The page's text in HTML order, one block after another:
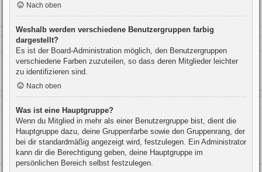
Nach oben
Weshalb werden verschiedene Benutzergruppen farbig
dargestellt?
Es ist der Board-Administration möglich, den Benutzergruppen
verschiedene Farben zuzuteilen, so dass deren Mitglieder leichter
zu identifizieren sind.
Nach oben
Was ist eine Hauptgruppe?
Wenn du Mitglied in mehr als einer Benutzergruppe bist, dient die
Hauptgruppe dazu, deine Gruppenfarbe sowie den Gruppenrang, der
bei dir standardmäßig angezeigt wird, festzulegen. Ein Administrator
kann dir die Berechtigung geben, deine Hauptgruppe im
persönlichen Bereich selbst festzulegen.